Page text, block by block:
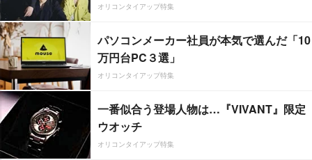
オリコンタイアップ特集
パソコンメーカー社員が本気で選んだ「10
万円台PC３選」
オリコンタイアップ特集
一番似合う登場人物は…『VIVANT』限定
ウオッチ
オリコンタイアップ特集